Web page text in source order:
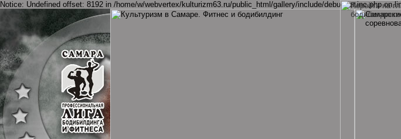
Notice: Undefined offset: 8192 in /home/w/webvertex/kulturizm63.ru/public_html/gallery/include/debugger.inc.php on